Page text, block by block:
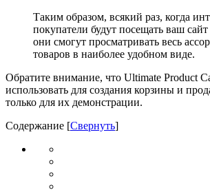
Таким образом, всякий раз, когда
покупатели будут посещать ваш сайт
они смогут просматривать весь
товаров в наиболее удобном виде.
Обратите внимание, что Ultimate Product
использовать для создания корзины и
только для их демонстрации.
Содержание [Свернуть]